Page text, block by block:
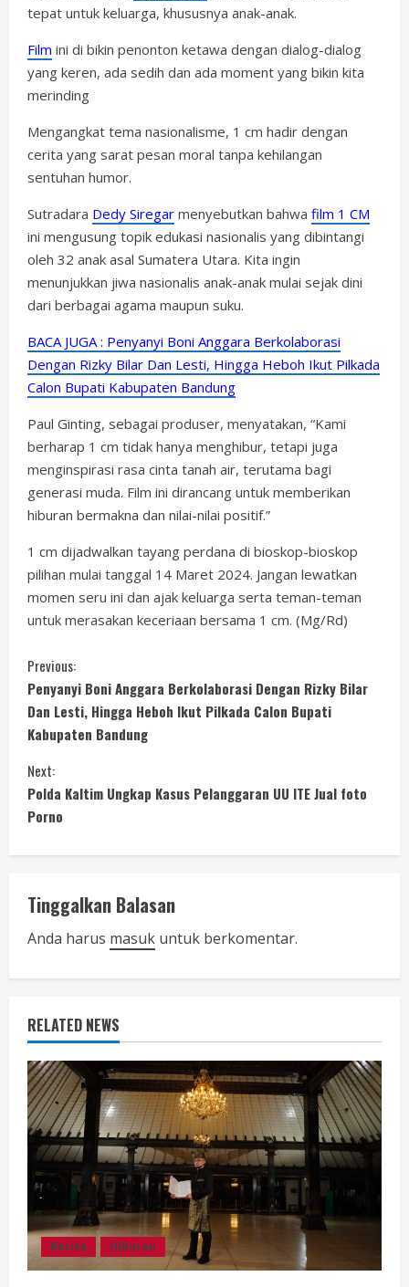
tepat untuk keluarga, khususnya anak-anak.
Film ini di bikin penonton ketawa dengan dialog-dialog
yang keren, ada sedih dan ada moment yang bikin kita
merinding
Mengangkat tema nasionalisme, 1 cm hadir dengan
cerita yang sarat pesan moral tanpa kehilangan
sentuhan humor.
Sutradara Dedy Siregar menyebutkan bahwa film 1 CM
ini mengusung topik edukasi nasionalis yang dibintangi
oleh 32 anak asal Sumatera Utara. Kita ingin
menunjukkan jiwa nasionalis anak-anak mulai sejak dini
dari berbagai agama maupun suku.
BACA JUGA : Penyanyi Boni Anggara Berkolaborasi
Dengan Rizky Bilar Dan Lesti, Hingga Heboh Ikut Pilkada
Calon Bupati Kabupaten Bandung
Paul Ginting, sebagai produser, menyatakan, “Kami
berharap 1 cm tidak hanya menghibur, tetapi juga
menginspirasi rasa cinta tanah air, terutama bagi
generasi muda. Film ini dirancang untuk memberikan
hiburan bermakna dan nilai-nilai positif.”
1 cm dijadwalkan tayang perdana di bioskop-bioskop
pilihan mulai tanggal 14 Maret 2024. Jangan lewatkan
momen seru ini dan ajak keluarga serta teman-teman
untuk merasakan keceriaan bersama 1 cm. (Mg/Rd)
C
o
n
t
i
n
u
e
R
e
a
d
i
n
g
Previous:
Penyanyi Boni Anggara Berkolaborasi Dengan Rizky Bilar
Dan Lesti, Hingga Heboh Ikut Pilkada Calon Bupati
Kabupaten Bandung
Next:
Polda Kaltim Ungkap Kasus Pelanggaran UU ITE Jual foto
Porno
Tinggalkan Balasan
Anda harus masuk untuk berkomentar.
RELATED NEWS
Berita Hiburan